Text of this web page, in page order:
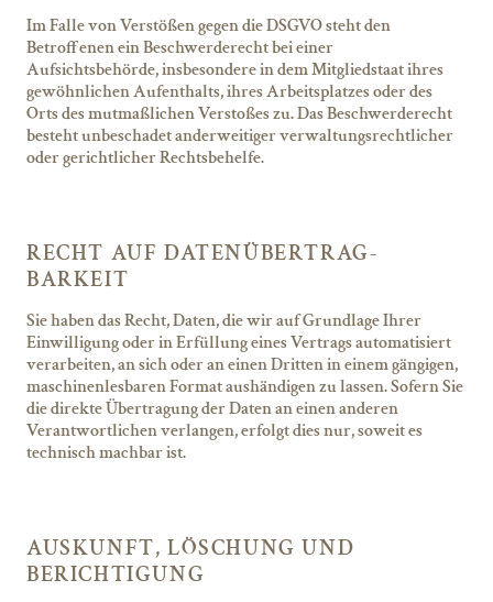
Im Falle von Verstößen gegen die DSGVO steht den
Betroffenen ein Beschwerderecht bei einer
Aufsichtsbehörde, insbesondere in dem Mitgliedstaat ihres
gewöhnlichen Aufenthalts, ihres Arbeitsplatzes oder des
Orts des mutmaßlichen Verstoßes zu. Das Beschwerderecht
besteht unbeschadet anderweitiger verwaltungsrechtlicher
oder gerichtlicher Rechtsbehelfe.
RECHT AUF DATEN­ÜBERTRAG­
BARKEIT
Sie haben das Recht, Daten, die wir auf Grundlage Ihrer
Einwilligung oder in Erfüllung eines Vertrags automatisiert
verarbeiten, an sich oder an einen Dritten in einem gängigen,
maschinenlesbaren Format aushändigen zu lassen. Sofern Sie
die direkte Übertragung der Daten an einen anderen
Verantwortlichen verlangen, erfolgt dies nur, soweit es
technisch machbar ist.
AUSKUNFT, LÖSCHUNG UND
BERICHTIGUNG